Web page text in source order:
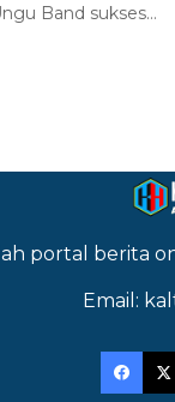
Band sukses
portal berita
Email: